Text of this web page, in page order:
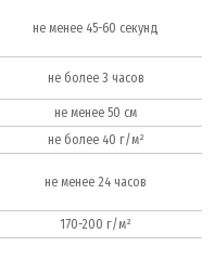
не менее 45-60 секунд
не более 3 часов
не менее 50 см
не более 40 г/м²
не менее 24 часов
170-200 г/м²